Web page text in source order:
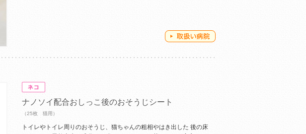
ナノソイ配合おしっこ後のおそうじシート
（25枚 猫用）
トイレやトイレ周りのおそうじ、猫ちゃんの粗相やはき出した 後の床